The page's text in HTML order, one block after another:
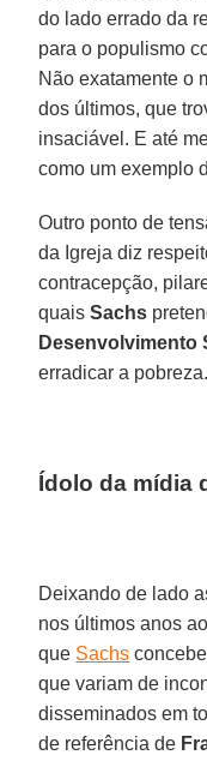
do lado errado da
para o populismo
Não exatamente o
dos últimos, que
insaciável. E até
como um exemplo
Outro ponto de
da Igreja diz
contracepção,
quaisSachs
Desenvolvimento
erradicar a pobreza.
Ídolo da mídia
Deixando de lado
nos últimos anos
que Sachs
que variam de
disseminados em
de referência de